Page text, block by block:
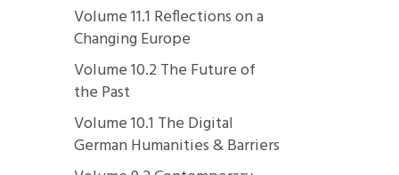
Volume 11.1 Reflections on a
Changing Europe
Volume 10.2 The Future of
the Past
Volume 10.1 The Digital
German Humanities & Barriers